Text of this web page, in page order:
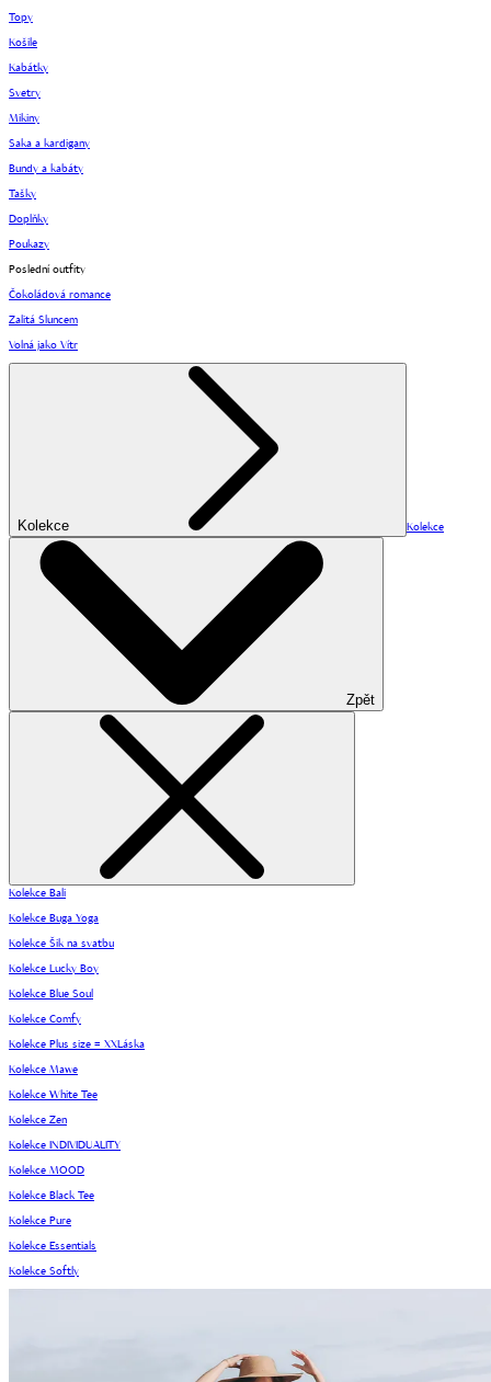
Topy
Košile
Kabátky
Svetry
Mikiny
Saka a kardigany
Bundy a kabáty
Tašky
Doplňky
Poukazy
Poslední outfity
Čokoládová romance
Zalitá Sluncem
Volná jako Vítr
Kolekce Kolekce
Zpět
Kolekce Bali
Kolekce Buga Yoga
Kolekce Šik na svatbu
Kolekce Lucky Boy
Kolekce Blue Soul
Kolekce Comfy
Kolekce Plus size = XXLáska
Kolekce Mawe
Kolekce White Tee
Kolekce Zen
Kolekce INDIVIDUALITY
Kolekce MOOD
Kolekce Black Tee
Kolekce Pure
Kolekce Essentials
Kolekce Softly